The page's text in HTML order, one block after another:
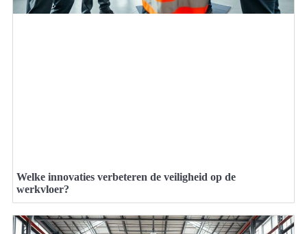
Welke innovaties verbeteren de veiligheid op de
werkvloer?